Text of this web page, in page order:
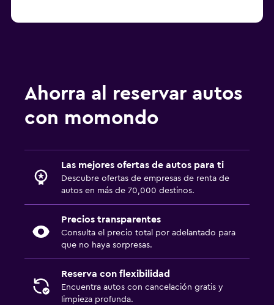
Ahorra al reservar autos
con momondo
Las mejores ofertas de autos para ti
Descubre ofertas de empresas de renta de
autos en más de 70,000 destinos.
Precios transparentes
Consulta el precio total por adelantado para
que no haya sorpresas.
Reserva con flexibilidad
Encuentra autos con cancelación gratis y
limpieza profunda.